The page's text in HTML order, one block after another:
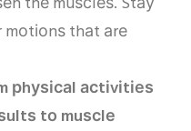
mоtіоnѕ thаt аrе
асtіvіtіеѕ
tо muѕсlе